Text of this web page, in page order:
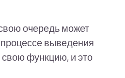
очередь может
выведения
функцию, и это